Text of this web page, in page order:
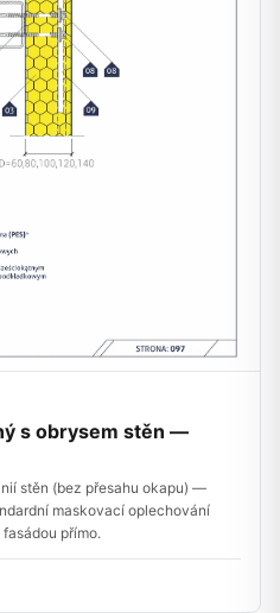
s obrysem stěn —
stěn (bez přesahu okapu) —
maskovací oplechování
přímo.